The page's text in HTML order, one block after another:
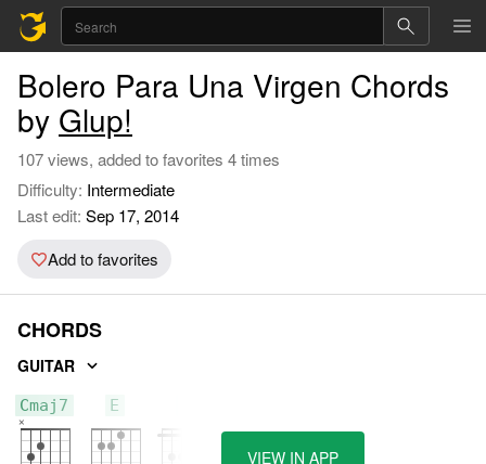
Bolero Para Una Virgen Chords
by Glup!
107 views, added to favorites 4 times
Difficulty: Intermediate
Last edit: Sep 17, 2014
Add to favorites
CHORDS
GUITAR
Cmaj7 E
VIEW IN APP